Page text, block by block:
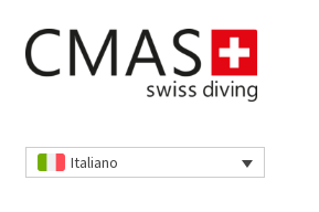
Vai
alla
Vai
al
Italiano